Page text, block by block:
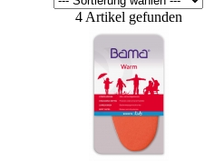
4 Artikel gefunden